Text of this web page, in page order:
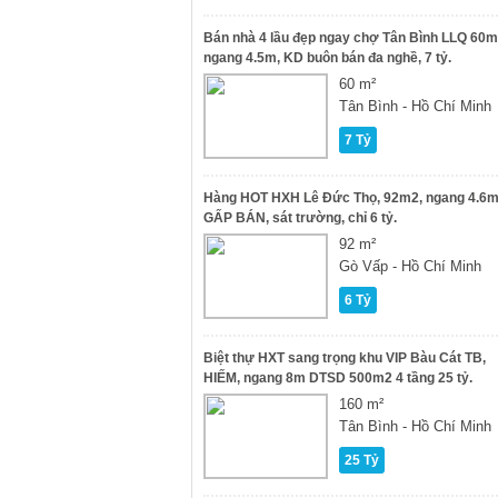
Bán nhà 4 lầu đẹp ngay chợ Tân Bình LLQ
ngang 4.5m, KD buôn bán đa nghề, 7 tỷ.
60 m²
Tân Bình - Hồ Chí Minh
7 Tỷ
Hàng HOT HXH Lê Đức Thọ, 92m2, ngang
GẤP BÁN, sát trường, chỉ 6 tỷ.
92 m²
Gò Vấp - Hồ Chí Minh
6 Tỷ
Biệt thự HXT sang trọng khu VIP Bàu Cát TB,
HIẾM, ngang 8m DTSD 500m2 4 tầng 25 tỷ.
160 m²
Tân Bình - Hồ Chí Minh
25 Tỷ